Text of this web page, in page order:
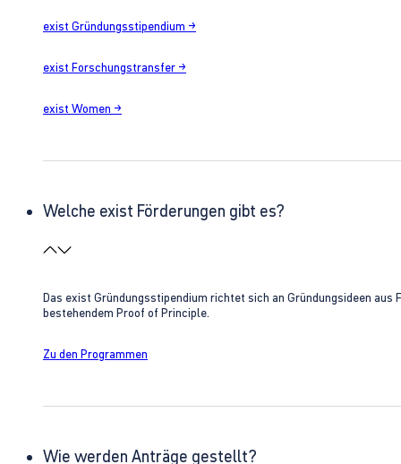
exist Gründungsstipendium →
exist Forschungstransfer →
exist Women →
Welche exist Förderungen gibt es?
Das exist Gründungsstipendium richtet sich an Gründungsideen
bestehendem Proof of Principle.
Zu den Programmen
Wie werden Anträge gestellt?